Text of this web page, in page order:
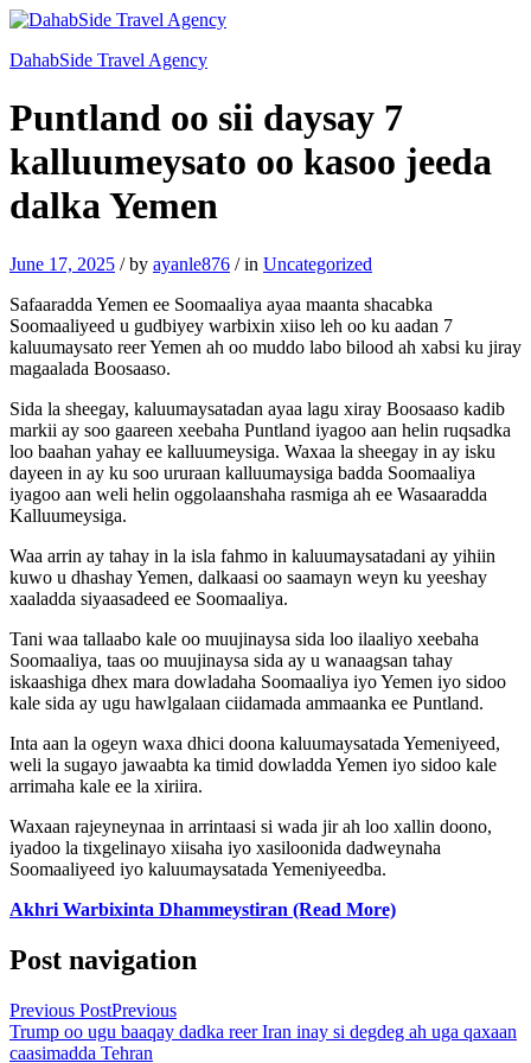
DahabSide Travel Agency
Puntland oo sii daysay 7
kalluumeysato oo kasoo jeeda
dalka Yemen
June 17, 2025 /by ayanle876 /in Uncategorized
Safaaradda Yemen ee Soomaaliya ayaa maanta shacabka
Soomaaliyeed u gudbiyey warbixin xiiso leh oo ku aadan 7
kaluumaysato reer Yemen ah oo muddo labo bilood ah xabsi ku jiray
magaalada Boosaaso.
Sida la sheegay, kaluumaysatadan ayaa lagu xiray Boosaaso kadib
markii ay soo gaareen xeebaha Puntland iyagoo aan helin ruqsadka
loo baahan yahay ee kalluumeysiga. Waxaa la sheegay in ay isku
dayeen in ay ku soo ururaan kalluumaysiga badda Soomaaliya
iyagoo aan weli helin oggolaanshaha rasmiga ah ee Wasaaradda
Kalluumeysiga.
Waa arrin ay tahay in la isla fahmo in kaluumaysatadani ay yihiin
kuwo u dhashay Yemen, dalkaasi oo saamayn weyn ku yeeshay
xaaladda siyaasadeed ee Soomaaliya.
Tani waa tallaabo kale oo muujinaysa sida loo ilaaliyo xeebaha
Soomaaliya, taas oo muujinaysa sida ay u wanaagsan tahay
iskaashiga dhex mara dowladaha Soomaaliya iyo Yemen iyo sidoo
kale sida ay ugu hawlgalaan ciidamada ammaanka ee Puntland.
Inta aan la ogeyn waxa dhici doona kaluumaysatada Yemeniyeed,
weli la sugayo jawaabta ka timid dowladda Yemen iyo sidoo kale
arrimaha kale ee la xiriira.
Waxaan rajeyneynaa in arrintaasi si wada jir ah loo xallin doono,
iyadoo la tixgelinayo xiisaha iyo xasiloonida dadweynaha
Soomaaliyeed iyo kaluumaysatada Yemeniyeedba.
Akhri Warbixinta Dhammeystiran (Read More)
Post navigation
Previous PostPrevious
Trump oo ugu baaqay dadka reer Iran inay si degdeg ah uga qaxaan
caasimadda Tehran